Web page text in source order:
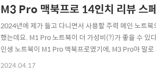
M3 Pro 맥북프로 14인치 리뷰 스
2024년에 제가 들고 다니면서 사용할 주력 메인 노트
했는데요. M1 Pro 노트북이 더 가성비(?)가 좋을 수 있
인생 노트북이 M1 Pro 맥북프로였기에, M3 Pro야 말
공용PC 및 시즈 모드로 사용하고 있고, 이건 제가 들고
2024.04.17